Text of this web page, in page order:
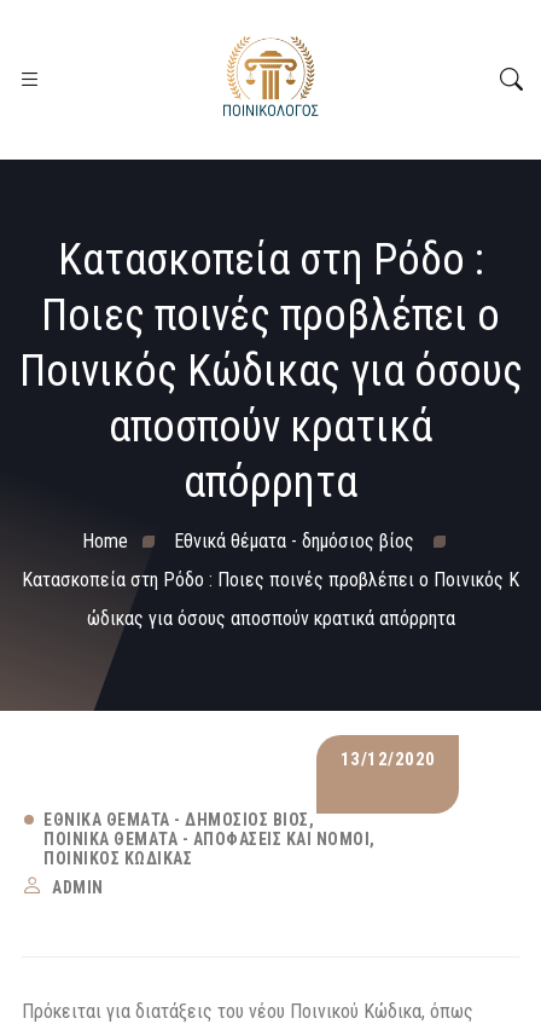
Κατασκοπεία στη Ρόδο :
Ποιες ποινές προβλέπει ο
Ποινικός Κώδικας για όσους
αποσπούν κρατικά
απόρρητα
Home
Εθνικά θέματα - δημόσιος βίος
Κατασκοπεία στη Ρόδο : Ποιες ποινές προβλέπει ο Ποινικός Κ
ώδικας για όσους αποσπούν κρατικά απόρρητα
13/12/2020
ΕΘΝΙΚΆ ΘΈΜΑΤΑ - ΔΗΜΌΣΙΟΣ ΒΊΟΣ
ΠΟΙΝΙΚΆ ΘΈΜΑΤΑ - ΑΠΟΦΆΣΕΙΣ ΚΑΙ ΝΌΜΟΙ
ΠΟΙΝΙΚΌΣ ΚΏΔΙΚΑΣ
ADMIN
Πρόκειται για διατάξεις του νέου Ποινικού Κώδικα, όπως